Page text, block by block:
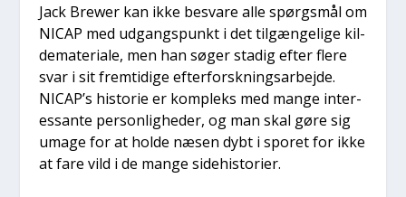
Jack Brewer kan ikke besva­re alle spørgs­mål om
NICAP med udgangs­punkt i det til­gæn­ge­li­ge kil­
de­ma­te­ri­a­le, men han søger sta­dig efter fle­re
svar i sit frem­ti­di­ge efter­forsk­nings­ar­bej­de.
NICAP’s histo­rie er kom­pleks med man­ge inter­
es­san­te per­son­lig­he­der, og man skal gøre sig
uma­ge for at hol­de næsen dybt i spo­ret for ikke
at fare vild i de man­ge side­hi­sto­ri­er.